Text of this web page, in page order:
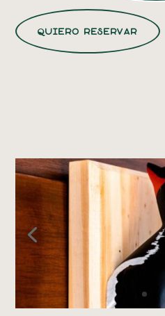
quiero reservar